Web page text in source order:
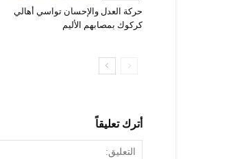
حركة العدل والإحسان تواسي أهالي
كركوك بمصابهم الأليم
أترك تعليقاً